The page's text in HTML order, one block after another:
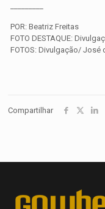
POR: Beatriz Freitas
FOTO DESTAQUE:
FOTOS: Divulgação/ José
Compartilhar